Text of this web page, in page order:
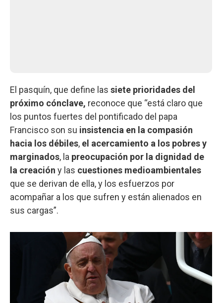
El pasquín, que define las siete prioridades del
próximo cónclave, reconoce que “está claro que
los puntos fuertes del pontificado del papa
Francisco son su insistencia en la compasión
hacia los débiles, el acercamiento a los pobres y
marginados, la preocupación por la dignidad de
la creación y las cuestiones medioambientales
que se derivan de ella, y los esfuerzos por
acompañar a los que sufren y están alienados en
sus cargas”.